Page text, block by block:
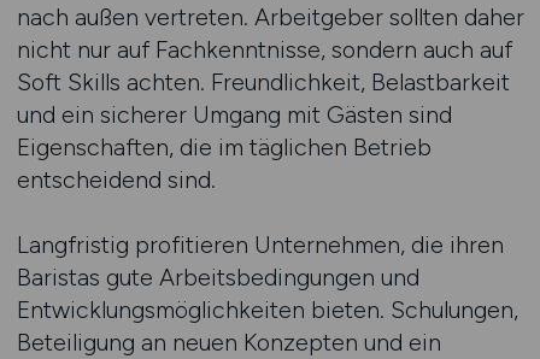
nach außen vertreten. Arbeitgeber sollten daher
nicht nur auf Fachkenntnisse, sondern auch auf
Soft Skills achten. Freundlichkeit, Belastbarkeit
und ein sicherer Umgang mit Gästen sind
Eigenschaften, die im täglichen Betrieb
entscheidend sind.
Langfristig profitieren Unternehmen, die ihren
Baristas gute Arbeitsbedingungen und
Entwicklungsmöglichkeiten bieten. Schulungen,
Beteiligung an neuen Konzepten und ein